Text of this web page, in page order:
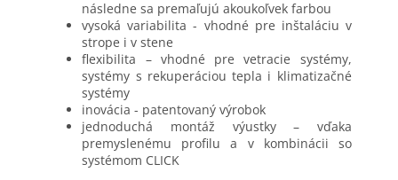
následne sa premaľujú akoukoľvek farbou
vysoká variabilita - vhodné pre inštaláciu v
strope i v stene
flexibilita – vhodné pre vetracie systémy,
systémy s rekuperáciou tepla i klimatizačné
systémy
inovácia - patentovaný výrobok
jednoduchá montáž výustky – vďaka
premyslenému profilu a v kombinácii so
systémom CLICK